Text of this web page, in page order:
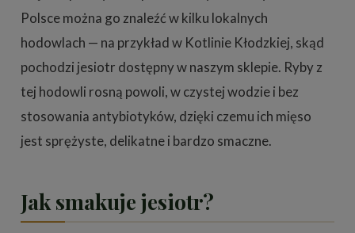
Polsce można go znaleźć w kilku lokalnych
hodowlach — na przykład w Kotlinie Kłodzkiej, skąd
pochodzi jesiotr dostępny w naszym sklepie. Ryby z
tej hodowli rosną powoli, w czystej wodzie i bez
stosowania antybiotyków, dzięki czemu ich mięso
jest sprężyste, delikatne i bardzo smaczne.
Jak smakuje jesiotr?